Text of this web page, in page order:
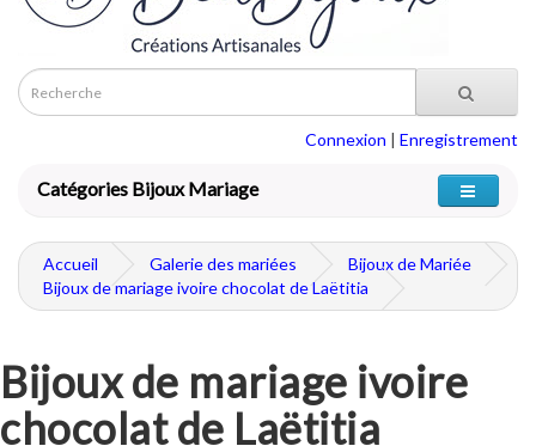
Connexion | Enregistrement
Catégories Bijoux Mariage
Accueil Galerie des mariées
Bijoux de Mariée
Bijoux de mariage ivoire chocolat de Laëtitia
Bijoux de mariage ivoire
chocolat de Laëtitia